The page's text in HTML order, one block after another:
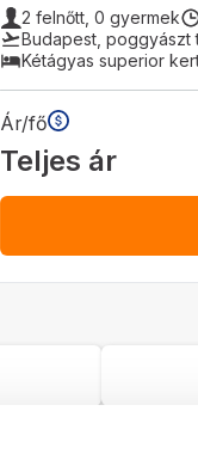
2 felnőtt,0 gyermek
Budapest poggyászt
Kétágyas superior
Ár/fő
Teljes ár